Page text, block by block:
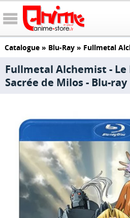
Catalogue» Blu-Ray» Fullmetal
Fullmetal Alchemist - Le
Sacrée de Milos - Blu-ray